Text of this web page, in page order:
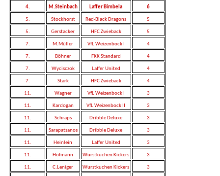
4. M.Steinbach Laffer Bimbela 6
5. Stockhorst Red-Black Dragons 5
5. Gerstacker HFC Zwieback 5
7. M.Müller VfL Weizenbock I 4
7. Böhner FKK Standard 4
7. Wycisczok Laffer United 4
7. Stark HFC Zwieback 4
11. Wagner VfL Weizenbock I 3
11. Kardogan VfL Weizenbock II 3
11. Schraps Dribble Deluxe 3
11. Sarapatsanos Dribble Deluxe 3
11. Heinlein Laffer United 3
11. Hofmann Wurstkuchen Kickers 3
11. C.Leniger Wurstkuchen Kickers 3